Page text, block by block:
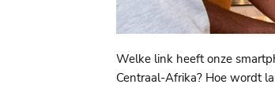
Welke link heeft onze
Centraal-Afrika? Hoe wordt